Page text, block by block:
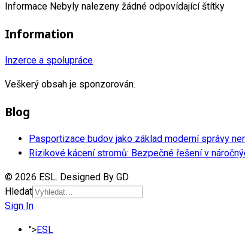
Informace Nebyly nalezeny žádné odpovídající štítky
Information
Inzerce a spolupráce
Veškerý obsah je sponzorován.
Blog
Pasportizace budov jako základ moderní správy
Rizikové kácení stromů: Bezpečné řešení v
© 2026 ESL. Designed By GD
Hledat
Sign In
">ESL